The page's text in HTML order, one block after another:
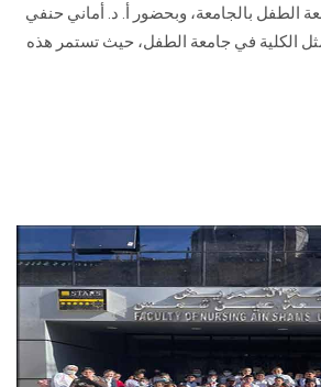
الطفل بالجامعة، وبحضور أ. د. أماني حنفي
الكلية في جامعة الطفل، حيث تستمر هذه